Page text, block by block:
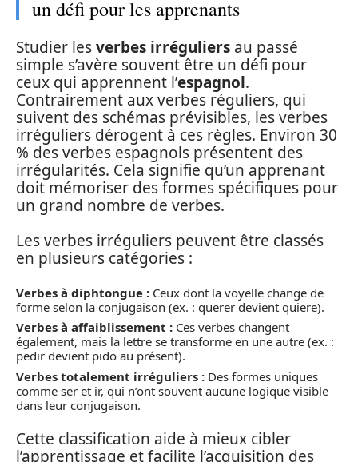
un défi pour les apprenants
Studier lesverbes irréguliers au passé
simple s’avère souvent être un défi pour
ceux qui apprennent l’espagnol.
Contrairement aux verbes réguliers, qui
suivent des schémas prévisibles, les verbes
irréguliers dérogent à ces règles. Environ 30
% des verbes espagnols présentent des
irrégularités. Cela signifie qu’un apprenant
doit mémoriser des formes spécifiques pour
un grand nombre de verbes.
Les verbes irréguliers peuvent être classés
en plusieurs catégories :
Verbes à diphtongue : Ceux dont la voyelle change de
forme selon la conjugaison (ex. : querer devient quiere).
Verbes à affaiblissement : Ces verbes changent
également, mais la lettre se transforme en une autre (ex. :
pedir devient pido au présent).
Verbes totalement irréguliers : Des formes uniques
comme ser et ir, qui n’ont souvent aucune logique visible
dans leur conjugaison.
Cette classification aide à mieux cibler
l’apprentissage et facilite l’acquisition des